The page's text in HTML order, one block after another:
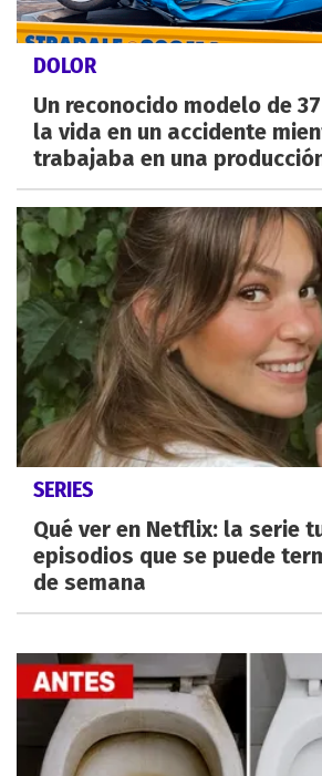
DOLOR
Un reconocido modelo de
la vida en un accidente
trabajaba en una
SERIES
Qué ver en Netflix: la serie
episodios que se puede
de semana